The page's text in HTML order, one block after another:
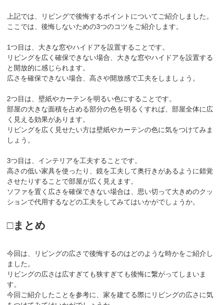
上記では、リビングで後悔するポイントについてご紹介しました。
ここでは、後悔しないための3つのコツをご紹介します。
1つ目は、大きな窓やハイドアを設置することです。
リビングを広く確保できない場合、大きな窓やハイドアを設置する
と開放的に感じられます。
広さを確保できない場合、高さや開放感で工夫をしましょう。
2つ目は、壁紙やカーテンを明るい色にすることです。
部屋の大きな面積を占める部分の色を明るくすれば、部屋全体に広
く見える効果があります。
リビングを広く見せたい方は壁紙やカーテンの色に気をつけてみま
しょう。
3つ目は、インテリアを工夫することです。
高さの低い家具を使ったり、鏡を工夫して奥行きがあるように錯覚
させたりすることで部屋が広く見えます。
ソファを置く広さを確保できない場合は、思い切って大きめのクッ
ションで代用するなどの工夫をしてみてはいかがでしょうか。
□まとめ
今回は、リビングの広さで後悔するのはどのような時かをご紹介し
ました。
リビングの広さは広すぎても狭すぎても後悔に繋がってしまいま
す。
今回ご紹介したことを参考に、家を建てる際にリビングの広さに気